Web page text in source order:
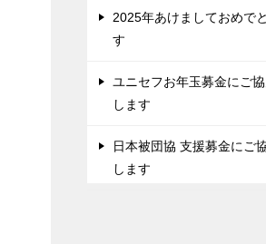
2025年あけましておめで
す
ユニセフお年玉募金にご
します
日本被団協 支援募金にご
します